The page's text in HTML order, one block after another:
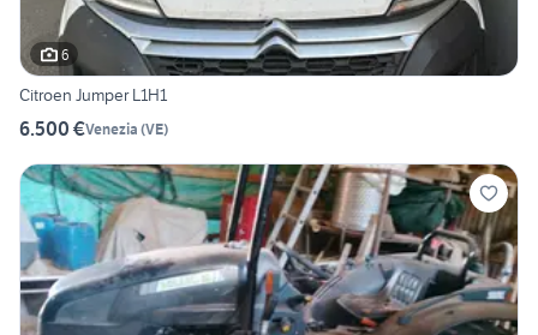
6
Citroen Jumper L1H1
6.500 €Venezia (VE)